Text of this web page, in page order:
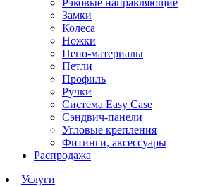
Замки
Колеса
Ножки
Пено-материалы
Петли
Профиль
Ручки
Система Easy Case
Сэндвич-панели
Угловые крепления
Фитинги, аксессуары
Распродажа
Услуги